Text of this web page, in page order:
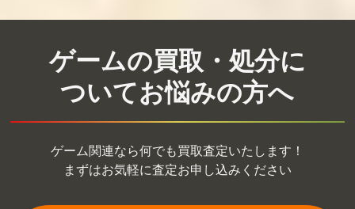
買取価格
720
買取価格
720
買取価格
720
キスアト 限定版
薄桜鬼 真改 風ノ
章/華ノ章 限定版
ツインパック
ひとつ飛ばし恋
愛Ⅴ 限定版
ゲームの買取・処分に
ついてお悩みの方へ
ゲーム関連なら何でも買取査定いたします！
まずはお気軽に査定お申し込みください